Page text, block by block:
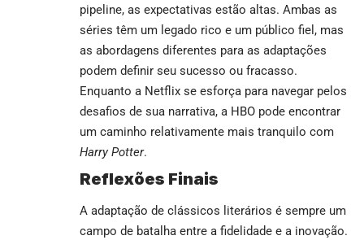
pipeline, as expectativas estão altas. Ambas as
séries têm um legado rico e um público fiel, mas
as abordagens diferentes para as adaptações
podem definir seu sucesso ou fracasso.
Enquanto a Netflix se esforça para navegar pelos
desafios de sua narrativa, a HBO pode encontrar
um caminho relativamente mais tranquilo com
Harry Potter.
Reflexões Finais
A adaptação de clássicos literários é sempre um
campo de batalha entre a fidelidade e a inovação.